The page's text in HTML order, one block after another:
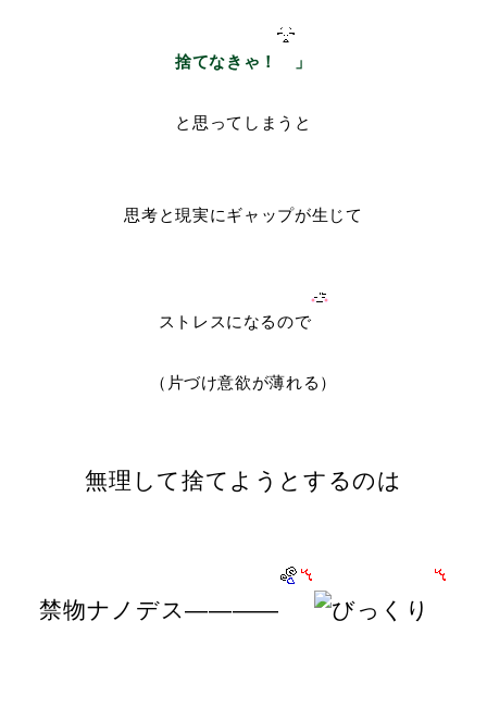
捨てなきゃ！ 」
と思ってしまうと
思考と現実にギャップが生じて
ストレスになるので
（片づけ意欲が薄れる）
無理して捨てようとするのは
禁物ナノデス――――